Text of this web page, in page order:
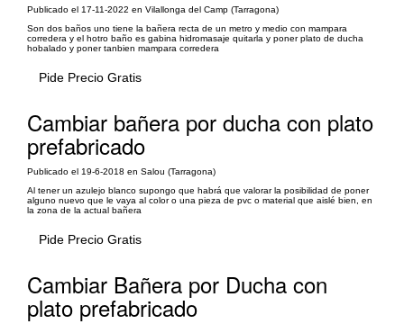
Publicado el 17-11-2022 en Vilallonga del Camp (Tarragona)
Son dos baños uno tiene la bañera recta de un metro y medio con mampara
corredera y el hotro baño es gabina hidromasaje quitarla y poner plato de ducha
hobalado y poner tanbien mampara corredera
Pide Precio Gratis
Cambiar bañera por ducha con plato
prefabricado
Publicado el 19-6-2018 en Salou (Tarragona)
Al tener un azulejo blanco supongo que habrá que valorar la posibilidad de poner
alguno nuevo que le vaya al color o una pieza de pvc o material que aislé bien, en
la zona de la actual bañera
Pide Precio Gratis
Cambiar Bañera por Ducha con
plato prefabricado